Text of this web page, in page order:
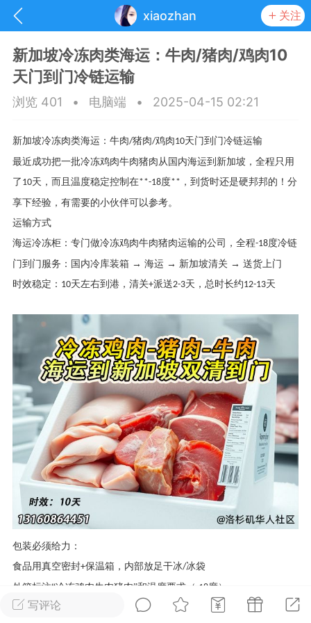
xiaozhan 关注
每日任务 签到有奖
华人论坛
加入社区交流
华人社区信息发布规范》
华人社区账号注册及使用规范》
洛杉矶热点 娱乐八卦 同乡联谊
民宿短租 房屋买卖 商铺转让
写评论
新加坡冷冻肉类海运：牛肉/猪肉/鸡肉10
天门到门冷链运输
浏览 401 • 电脑端 • 2025-04-15 02:21
新加坡冷冻肉类海运：牛肉/猪肉/鸡肉10天门到门冷链运输
最近成功把一批冷冻鸡肉牛肉猪肉从国内海运到新加坡，全程只用
了 10天，而且温度稳定控制在**-18度** ，到货时还是硬邦邦的！分
享下经验，有需要的小伙伴可以参考。
运输方式
海运冷冻柜：专门做冷冻鸡肉牛肉猪肉运输的公司，全程-18度冷链
门到门服务：国内冷库装箱 → 海运 → 新加坡清关 → 送货上门
时效稳定： 10天左右到港，清关+派送2-3天，总时长约12-13天
包装必须给力：
食品用真空密封+保温箱，内部放足干冰/冰袋
外箱标注“冷冻鸡肉牛肉猪肉”和温度要求（ -18度）
结论：完全可行！
只要选对物流公司 +包装到位，冷冻鸡肉牛肉猪